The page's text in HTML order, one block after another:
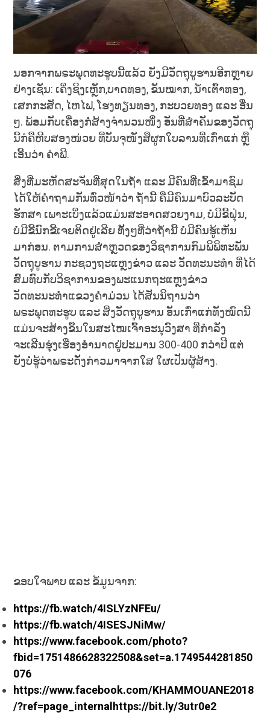
ນອກຈາກພຣະພຸດທະຮູບນີ້ແລ້ວ ຍັງມີວັດຖຸບູຮານອີກຫຼາຍ
ຢ່າງເຊັ່ນ: ເຄິ່ງຊິງເຫຼັກ,​ບາດທອງ, ຂັນໝາກ, ນ້ຳເຕົ້າທອງ,
ເສກກະສັດ, ໄຫໄຟ, ໂຮງທຽນທອງ, ກະບວຍທອງ ແລະ ອື່ນ
ໆ. ພ້ອມກັບເຄື່ອງກໍ່ສ້າງຈຳນວນໜຶ່ງ ອັນທີ່ສຳຄັນຂອງວັດຖຸ
ນີ້ກໍຄືຫີບສອງໜ່ວຍ ທີ່ບັນຈຸໜັງສືຜູກໃບລານທີ່ເກົ່າແກ່ ຫຼື
ເອີ້ນວ່າ ຄຳພີ.
ສິ່ງທີ່ມະຫັດສະຈັນທີ່ສຸດໃນຖ້ຳ ແລະ ມີຄົນທີ່ເຂົ້າມາຊົມ
ໄດ້ໃຫ້ຄຳຖາມກັນທົ່ວໜ້າວ່າ ຖ້ຳນີ້ ຄືມີຄົນມາບົວລະບັດ
ຮັກສາ ເພາະເບິ່ງແລ້ວແມ່ນສະອາດສວຍງາມ, ບໍ່ມີຂີ້ຝຸ່ນ,
ບໍ່ມີຂີ້ນົກຂີ້ເຈຍຕິດຢູ່ເລີຍ ທັ້ງໆທີ່ວ່າຖ້ຳນີ້ ບໍ່ມີຄົນຮູ້ເຫັນ
ມາກ່ອນ. ຕາມການສຳຫຼວດຂອງວິຊາການກົມພິພິທະພັນ
ວັດຖຸບູຮານ ກະຊວງຖະແຫຼງຂ່າວ ແລະ ວັດທະນະທຳ ທີ່ໄດ້
ສົມທົບກັບວິຊາການຂອງພະແນກຖະແຫຼງຂ່າວ
ວັດທະນະທຳແຂວງຄຳມ່ວນ ໄດ້ສັນນິຖານວ່າ
ພຣະພຸດທະຮູບ ແລະ ສິ່ງວັດຖຸບູຮານ ອັນເກົ່າແກ່ທັງໝົດນີ້
ແມ່ນຈະສ້າງຂຶ້ນໃນສະໄໝເຈົ້າອະນຸວົງສາ ທີ່ກຳລັງ
ຈະເລີນຮຸ່ງເຮືອງອຳນາດຢູ່ປະມານ 300-400 ກວ່າປີ ແຕ່
ຍັງບໍ່ຮູ້ວ່າພຣະດັ່ງກ່າວມາຈາກໃສ ໃຜເປັນຜູ້ສ້າງ.
ຂອບໃຈພາບ ແລະ ຂໍ້ມູນຈາກ:
https://fb.watch/4ISLYzNFEu/
https://fb.watch/4ISESJNiMw/
https://www.facebook.com/photo?
fbid=1751486628322508&set=a.1749544281850
076
https://www.facebook.com/KHAMMOUANE2018
/?ref=page_internal https://bit.ly/3utr0e2